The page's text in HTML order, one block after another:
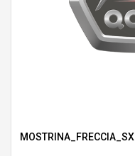
MOSTRINA_FRECCIA_SX